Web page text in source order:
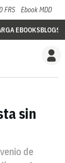
FRS Ebook MDD
EBOOKSBLOGS
sin
de